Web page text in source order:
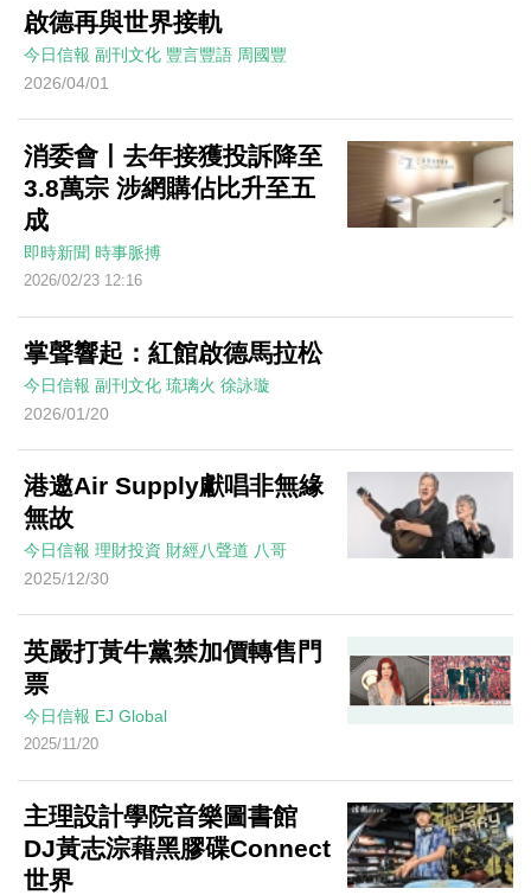
啟德再與世界接軌
今日信報 副刊文化 豐言豐語 周國豐
2026/04/01
消委會丨去年接獲投訴降至
3.8萬宗 涉網購佔比升至五
成
即時新聞 時事脈搏
2026/02/23 12:16
掌聲響起：紅館啟德馬拉松
今日信報 副刊文化 琉璃火 徐詠璇
2026/01/20
港邀Air Supply獻唱非無緣
無故
今日信報 理財投資 財經八聲道 八哥
2025/12/30
英嚴打黃牛黨禁加價轉售門
票
今日信報 EJ Global
2025/11/20
主理設計學院音樂圖書館
DJ黃志淙藉黑膠碟Connect
世界